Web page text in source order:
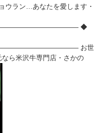
ウラン…あなたを愛します・
◆
お世
ら米沢牛専門店・さかの